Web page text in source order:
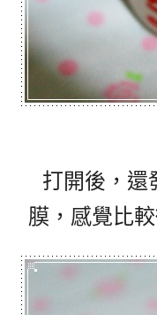
打開後，還
膜，感覺比